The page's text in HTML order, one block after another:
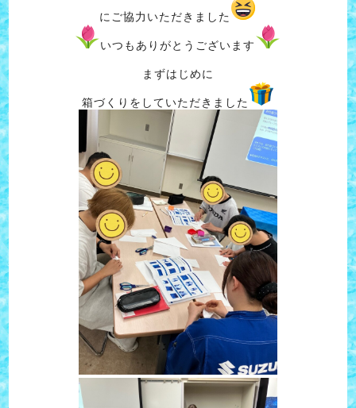
にご協力いただきました
いつもありがとうございます
まずはじめに
箱づくりをしていただきました